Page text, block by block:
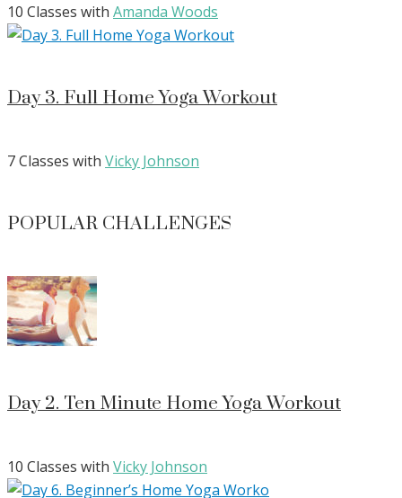
10 Classes with Amanda Woods
Day 3. Full Home Yoga Workout
7 Classes with Vicky Johnson
POPULAR CHALLENGES
Day 2. Ten Minute Home Yoga Workout
10 Classes with Vicky Johnson